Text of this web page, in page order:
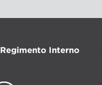
Regimento Interno